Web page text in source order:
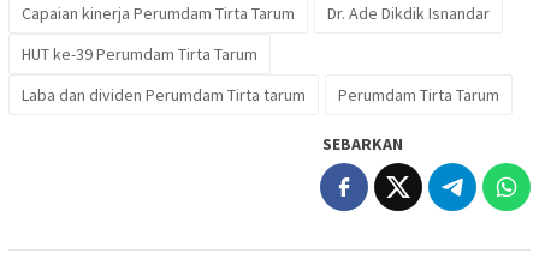
Capaian kinerja Perumdam Tirta Tarum
Dr. Ade Dikdik Isnandar
HUT ke-39 Perumdam Tirta Tarum
Laba dan dividen Perumdam Tirta tarum
Perumdam Tirta Tarum
SEBARKAN